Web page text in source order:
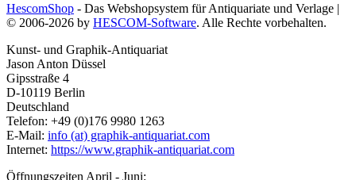
HescomShop - Das Webshopsystem für Antiquariate und Verlage |
© 2006-2026 by HESCOM-Software. Alle Rechte vorbehalten.
Kunst- und Graphik-Antiquariat
Jason Anton Düssel
Gipsstraße 4
D-10119 Berlin
Deutschland
Telefon: +49 (0)176 9980 1263
E-Mail: info (at) graphik-antiquariat.com
Internet: https://www.graphik-antiquariat.com
Öffnungszeiten April - Juni: